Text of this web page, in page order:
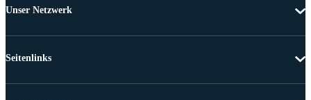
Unser Netzwerk
Seitenlinks